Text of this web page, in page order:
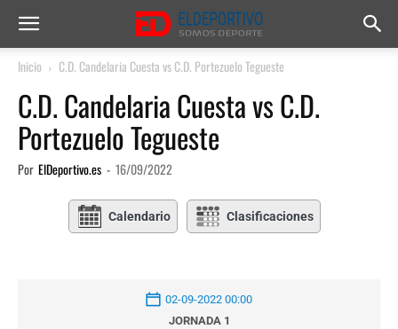
Inicio C.D. Candelaria Cuesta vs C.D. Portezuelo Tegueste
C.D. Candelaria Cuesta vs C.D.
Portezuelo Tegueste
Por ElDeportivo.es - 16/09/2022
Calendario Clasificaciones
02-09-2022 00:00
JORNADA 1